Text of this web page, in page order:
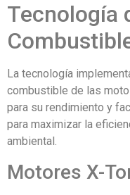
Tecnología
La tecnología
combustible de las
para su rendimiento y
para maximizar la
ambiental.
Motores X-